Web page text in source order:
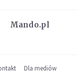
Mando.pl
Dla mediów